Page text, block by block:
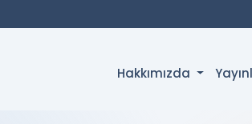
Hakkımızda